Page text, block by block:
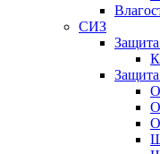
СИЗ
Защита